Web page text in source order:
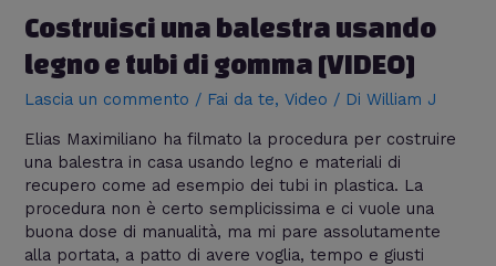
Costruisci una balestra usando
legno e tubi di gomma [VIDEO]
Lascia un commento / Fai da te,Video / DiWilliam J
Elias Maximiliano ha filmato la procedura per costruire
una balestra in casa usando legno e materiali di
recupero come ad esempio dei tubi in plastica. La
procedura non è certo semplicissima e ci vuole una
buona dose di manualità, ma mi pare assolutamente
alla portata, a patto di avere voglia, tempo e giusti
balestra
usando
legno
tubi
di
gomma
[VIDEO]